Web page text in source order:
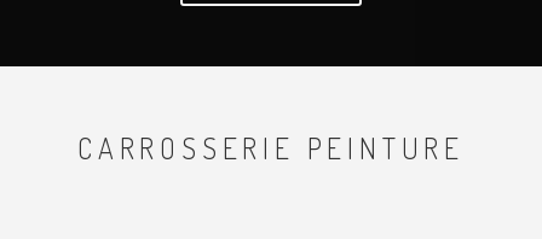
CARROSSERIE PEINTURE